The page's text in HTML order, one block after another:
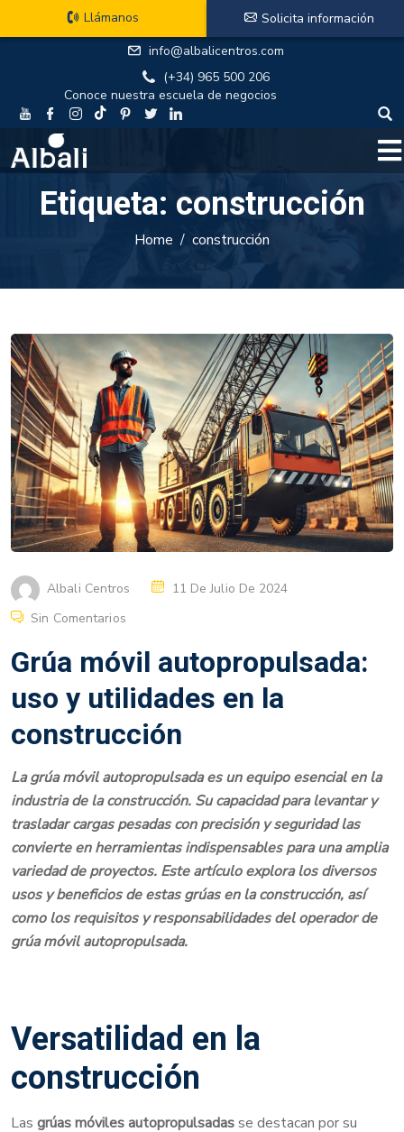
info@albalicentros.com
(+34) 965 500 206
Conoce nuestra escuela de negocios
Llámanos Solicita información
Etiqueta: construcción
Home construcción
Albali Centros
11 De Julio De 2024
Sin Comentarios
Grúa móvil autopropulsada:
uso y utilidades en la
construcción
La grúa móvil autopropulsada es un equipo esencial en la
industria de la construcción. Su capacidad para levantar y
trasladar cargas pesadas con precisión y seguridad las
convierte en herramientas indispensables para una amplia
variedad de proyectos. Este artículo explora los diversos
usos y beneficios de estas grúas en la construcción, así
como los requisitos y responsabilidades del operador de
grúa móvil autopropulsada.
Versatilidad en la
construcción
Las grúas móviles autopropulsadasse destacan por su